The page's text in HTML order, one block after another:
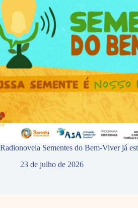
Radionovela Sementes do Bem-Viver já
23 de julho de 2026